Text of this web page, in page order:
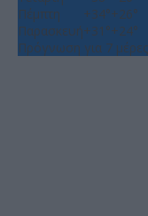
Πέμπτη
+34°+26°
Παρασκευή+31°+24°
Πρόγνωση για 7 μέρες